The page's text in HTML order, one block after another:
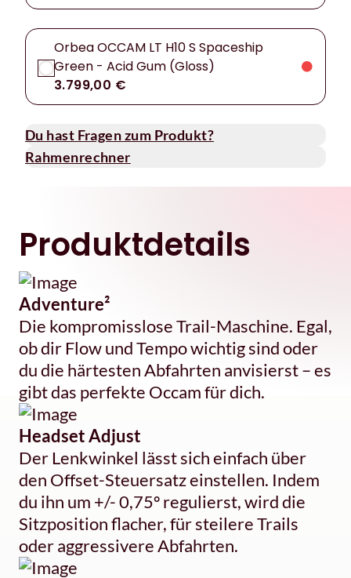
Orbea OCCAM LT H10 S Spaceship
Green - Acid Gum (Gloss)
3.799,00 €
Du hast Fragen zum Produkt?
Rahmenrechner
Produktdetails
Adventure²
Die kompromisslose Trail-Maschine. Egal,
ob dir Flow und Tempo wichtig sind oder
du die härtesten Abfahrten anvisierst – es
gibt das perfekte Occam für dich.
Headset Adjust
Der Lenkwinkel lässt sich einfach über
den Offset-Steuersatz einstellen. Indem
du ihn um +/- 0,75º regulierst, wird die
Sitzposition flacher, für steilere Trails
oder aggressivere Abfahrten.